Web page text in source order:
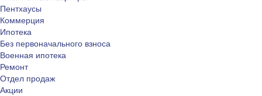
Пентхаусы
Коммерция
Ипотека
Без первоначального взноса
Военная ипотека
Ремонт
Отдел продаж
Акции